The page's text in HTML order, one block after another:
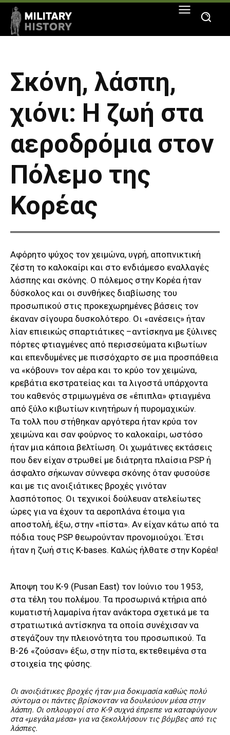
Σκόνη, λάσπη,
χιόνι: Η ζωή στα
αεροδρόμια στον
Πόλεμο της
Κορέας
Aφόρητο ψύχος τον χειμώνα, υγρή, αποπνικτική
ζέστη το καλοκαίρι και στο ενδιάμεσο εναλλαγές
λάσπης και σκόνης. Ο πόλεμος στην Κορέα ήταν
δύσκολος και οι συνθήκες διαβίωσης του
προσωπικού στις προκεχωρημένες βάσεις τον
έκαναν σίγουρα δυσκολότερο. Οι «ανέσεις» ήταν
λίαν επιεικώς σπαρτιάτικες –αντίσκηνα με ξύλινες
πόρτες φτιαγμένες από περισσεύματα κιβωτίων
και επενδυμένες με πισσόχαρτο σε μια προσπάθεια
να «κόβουν» τον αέρα και το κρύο τον χειμώνα,
κρεβάτια εκστρατείας και τα λιγοστά υπάρχοντα
του καθενός στριμωγμένα σε «έπιπλα» φτιαγμένα
από ξύλο κιβωτίων κινητήρων ή πυρομαχικών.
Τα τολλ που στήθηκαν αργότερα ήταν κρύα τον
χειμώνα και σαν φούρνος το καλοκαίρι, ωστόσο
ήταν μια κάποια βελτίωση. Οι χωμάτινες εκτάσεις
που δεν είχαν στρωθεί με διάτρητα πλαίσια PSP ή
άσφαλτο σήκωναν σύννεφα σκόνης όταν φυσούσε
και με τις ανοιξιάτικες βροχές γινόταν
λασπότοπος. Οι τεχνικοί δούλευαν ατελείωτες
ώρες για να έχουν τα αεροπλάνα έτοιμα για
αποστολή, έξω, στην «πίστα». Αν είχαν κάτω από τα
πόδια τους PSP θεωρούνταν προνομιούχοι. Έτσι
ήταν η ζωή στις K-bases. Καλώς ήλθατε στην Κορέα!
Άποψη του K-9 (Pusan East) τον Ιούνιο του 1953,
στα τέλη του πολέμου. Τα προσωρινά κτήρια από
κυματιστή λαμαρίνα ήταν ανάκτορα σχετικά με τα
στρατιωτικά αντίσκηνα τα οποία συνέχισαν να
στεγάζουν την πλειονότητα του προσωπικού. Τα
Β-26 «ζούσαν» έξω, στην πίστα, εκτεθειμένα στα
στοιχεία της φύσης.
Οι ανοιξιάτικες βροχές ήταν μια δοκιμασία καθώς πολύ
σύντομα οι πάντες βρίσκονταν να δουλεύουν μέσα στην
λάσπη. Οι οπλουργοί στο Κ-9 συχνά έπρεπε να καταφύγουν
στα «μεγάλα μέσα» για να ξεκολλήσουν τις βόμβες από τις
λάσπες.